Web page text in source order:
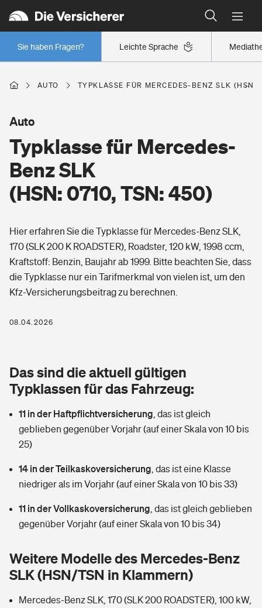
Leichte Sprache
Sie haben Fragen?
Wer versichert was: Jetzt Versicherer finden
Regionalklassen: So ist Ihre Region eingestuft
Wer versichert was: Jetzt Versicherer finden
Berufsunfähigkeitsversicherung
Arbeitsrechtsschutz
Berufshaftpflichtversicherung
Rentenrechner: Wie viel Geld bekomme ich im Alter?
Wer versichert was: Jetzt Versicherer finden
Sie haben Fragen?
Wohnen
Wohngebäudeversicherung
Hausratversicherung
Elementarversicherung
Photovoltaik
Wärmepumpen versichern
Vermieterrrechtsschutz
Mietkautionsversicherung
Restkreditversicherung
Zur Übersicht
Tools
Hochwasser-Check: Wie gefährdet ist Ihr Haus?
Wer versichert was: Jetzt Versicherer finden
Pri­vate Haft­pflicht­
Rechts­schutz­ver­si­che­rung
Kinderunfall­ver­si­che­rung
Reiseversicherung
Handyversicherung
Private Cyberversicherung
Musikinstrumentenversicherung
Gesundheit
Private Krankenversicherung
Tierkrankenversicherung
Zur Übersicht
Sie haben Fragen?
Rentenrechner: Wie viel Geld bekomme ich im Alter?
AUTO TYPKLASSE FÜR MERCEDES-BENZ SLK (HSN:
Typklasse für Mercedes-
Benz SLK
(HSN: 0710, TSN: 450)
Auto
Hier erfahren Sie die Typklasse für Mercedes-Benz SLK,
170 (SLK 200 K ROADSTER), Roadster, 120 kW, 1998 ccm,
Kraftstoff: Benzin, Baujahr ab 1999. Bitte beachten Sie, dass
die Typklasse nur ein Tarifmerkmal von vielen ist, um den
Kfz-Versicherungsbeitrag zu berechnen.
08.04.2026
Das sind die aktuell gültigen
Typklassen für das Fahrzeug:
11 in der Haftpflichtversicherung das ist gleich
geblieben gegenüber Vorjahr (auf einer Skala von 10 bis
25)
14 in der Teilkaskoversicherung das ist eine Klasse
niedriger als im Vorjahr (auf einer Skala von 10 bis 33)
11 in der Vollkaskoversicherung das ist gleich geblieben
gegenüber Vorjahr (auf einer Skala von 10 bis 34)
Weitere Modelle des Mercedes-Benz
SLK (HSN/TSN in Klammern)
Mercedes-Benz SLK, 170 (SLK 200 ROADSTER), 100 kW,